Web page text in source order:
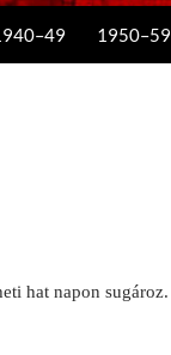
1950–59
hat napon sugároz.